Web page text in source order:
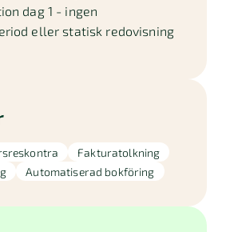
dag 1 - ingen
eller statisk redovisning
Fakturatolkning
Automatiserad bokföring